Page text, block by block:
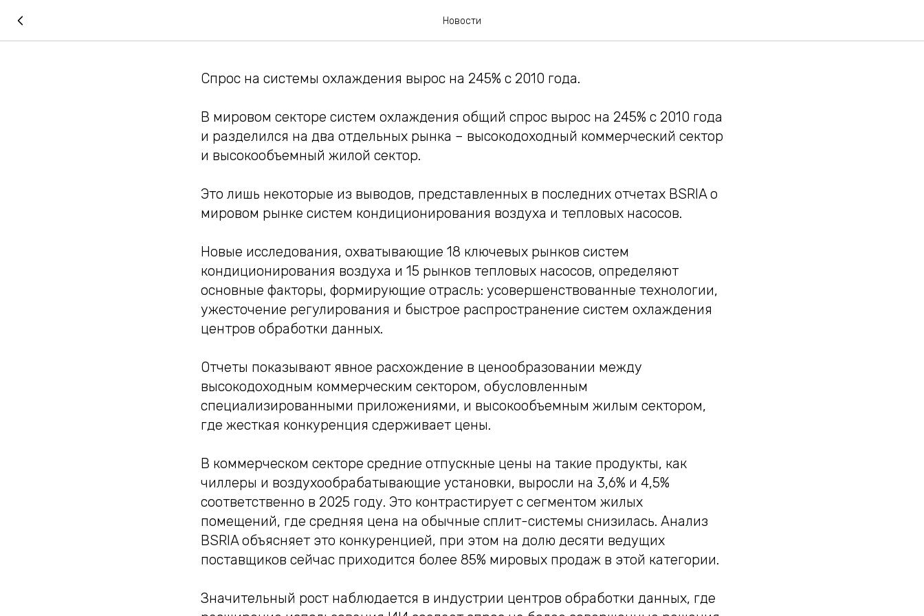
Новости
Спрос на системы охлаждения вырос на 245% с 2010 года.
В мировом секторе систем охлаждения общий спрос вырос на 245% с 2010 года
и разделился на два отдельных рынка – высокодоходный коммерческий сектор
и высокообъемный жилой сектор.
Это лишь некоторые из выводов, представленных в последних отчетах BSRIA о
мировом рынке систем кондиционирования воздуха и тепловых насосов.
Новые исследования, охватывающие 18 ключевых рынков систем
кондиционирования воздуха и 15 рынков тепловых насосов, определяют
основные факторы, формирующие отрасль: усовершенствованные технологии,
ужесточение регулирования и быстрое распространение систем охлаждения
центров обработки данных.
Отчеты показывают явное расхождение в ценообразовании между
высокодоходным коммерческим сектором, обусловленным
специализированными приложениями, и высокообъемным жилым сектором,
где жесткая конкуренция сдерживает цены.
В коммерческом секторе средние отпускные цены на такие продукты, как
чиллеры и воздухообрабатывающие установки, выросли на 3,6% и 4,5%
соответственно в 2025 году. Это контрастирует с сегментом жилых
помещений, где средняя цена на обычные сплит-системы снизилась. Анализ
BSRIA объясняет это конкуренцией, при этом на долю десяти ведущих
поставщиков сейчас приходится более 85% мировых продаж в этой категории.
Значительный рост наблюдается в индустрии центров обработки данных, где